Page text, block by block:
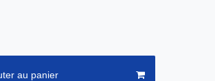
au panier